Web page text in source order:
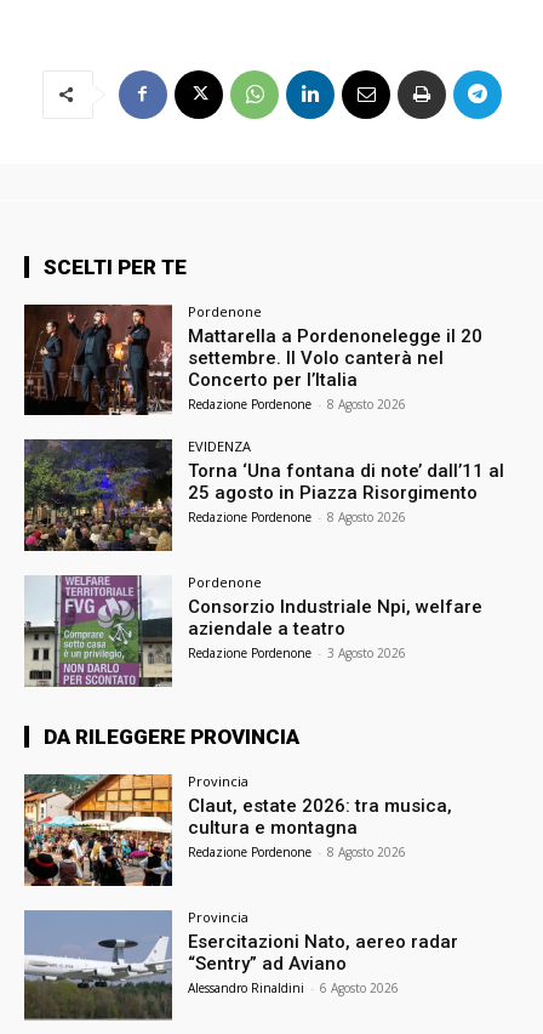
SCELTI PER TE
Pordenone
Mattarella a Pordenonelegge il 20
settembre. Il Volo canterà nel
Concerto per l’Italia
Redazione Pordenone - 8 Agosto 2026
EVIDENZA
Torna ‘Una fontana di note’ dall’11 al
25 agosto in Piazza Risorgimento
Redazione Pordenone - 8 Agosto 2026
Pordenone
Consorzio Industriale Npi, welfare
aziendale a teatro
Redazione Pordenone - 3 Agosto 2026
DA RILEGGERE PROVINCIA
Provincia
Claut, estate 2026: tra musica,
cultura e montagna
Redazione Pordenone - 8 Agosto 2026
Provincia
Esercitazioni Nato, aereo radar
“Sentry” ad Aviano
Alessandro Rinaldini - 6 Agosto 2026